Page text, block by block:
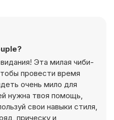
Эта милая чиби-
провести время
очень мило для
нужна твоя помощь,
свои навыки стиля,
прическу и